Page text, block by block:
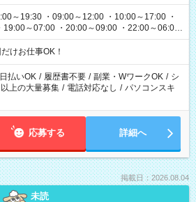
～19:30 ・09:00～12:00 ・10:00～17:00 ・
19:00～07:00 ・20:00～09:00 ・22:00～06:00
けお仕事OK！
日払いOK / 履歴書不要 / 副業・WワークOK / シ
上の大量募集 / 電話対応なし / パソコンスキ
応募する 詳細へ
掲載日：2026.08.04
未読